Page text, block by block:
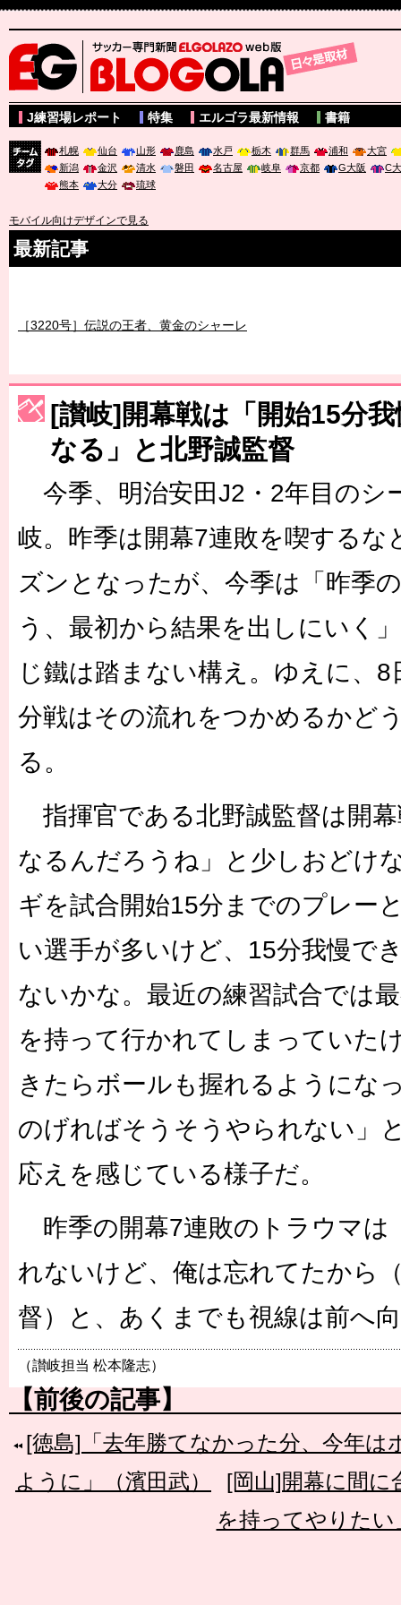
サッカー専門新聞ELGOLAZO web版 BLOGOLA
J練習場レポート 特集 エルゴラ最新情報 書籍
札幌 仙台 山形 鹿島 水戸 栃木 群馬 浦和
大宮
新潟
金沢 清水 磐田 名古屋 岐阜 京都 G大阪
C
熊本
大分 琉球
モバイル向けデザインで見る
最新記事
［3220号］伝説の王者、黄金のシャーレ
［3230号］世界一への夢は終わらない
［3223号］一丸。日本出陣
［3222号］史上最大のW杯開幕 注目は「個」
長谷川 アーリアジャスールさんがシンポジウム「気候変動から命
[讃岐]開幕戦は「開始15分
なる」と北野誠監督
今季、明治安田J2・2年目のシ
岐。昨季は開幕7連敗を喫するな
ズンとなったが、今季は「昨季
う、最初から結果を出しにいく
じ鐵は踏まない構え。ゆえに、
分戦はその流れをつかめるかど
る。
指揮官である北野誠監督は開
なるんだろうね」と少しおどけ
ギを試合開始15分までのプレー
い選手が多いけど、15分我慢で
ないかな。最近の練習試合では
を持って行かれてしまっていた
きたらボールも握れるようにな
のげればそうそうやられない」
応えを感じている様子だ。
昨季の開幕7連敗のトラウマは
れないけど、俺は忘れてたから
督）と、あくまでも視線は前へ
（讃岐担当 松本隆志）
【前後の記事】
[徳島]「去年勝てなかった分、今年は
ように」（濱田武）
[岡山]開幕に間に
を持ってやりたい